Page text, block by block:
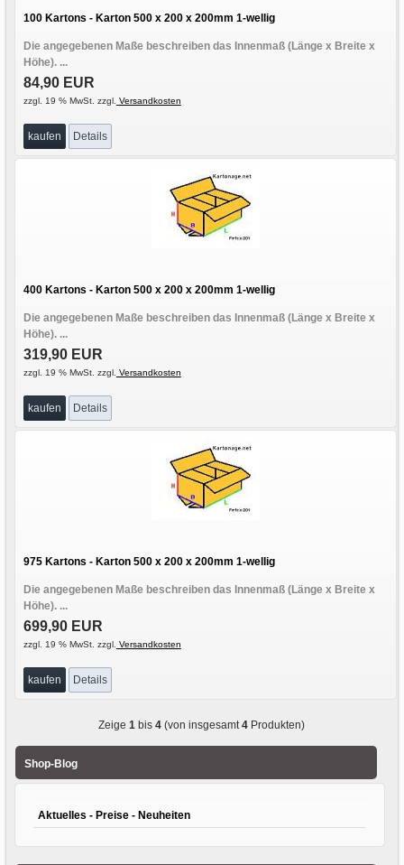
100 Kartons - Karton 500 x 200 x 200mm 1-wellig
Die angegebenen Maße beschreiben das Innenmaß (Länge x Breite x
Höhe). ...
84,90 EUR
zzgl. 19 % MwSt. zzgl. Versandkosten
kaufen Details
400 Kartons - Karton 500 x 200 x 200mm 1-wellig
Die angegebenen Maße beschreiben das Innenmaß (Länge x Breite x
Höhe). ...
319,90 EUR
zzgl. 19 % MwSt. zzgl. Versandkosten
kaufen Details
975 Kartons - Karton 500 x 200 x 200mm 1-wellig
Die angegebenen Maße beschreiben das Innenmaß (Länge x Breite x
Höhe). ...
699,90 EUR
zzgl. 19 % MwSt. zzgl. Versandkosten
kaufen Details
Zeige1 bis4 (von insgesamt4 Produkten)
Shop-Blog
Aktuelles - Preise - Neuheiten